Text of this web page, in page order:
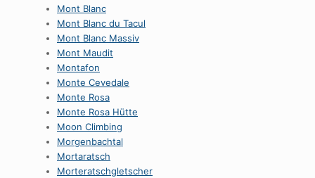
Mont Blanc
Mont Blanc du Tacul
Mont Blanc Massiv
Mont Maudit
Montafon
Monte Cevedale
Monte Rosa
Monte Rosa Hütte
Moon Climbing
Morgenbachtal
Mortaratsch
Morteratschgletscher